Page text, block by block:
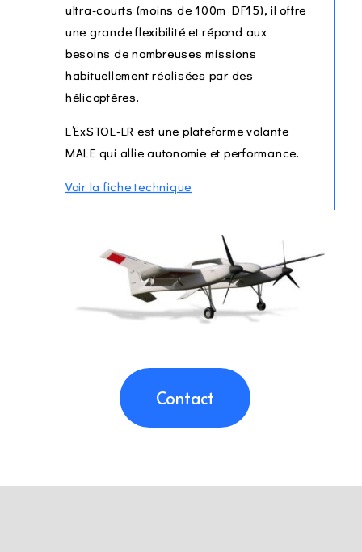
ultra-courts (moins de 100m DF15), il offre
une grande flexibilité et répond aux
besoins de nombreuses missions
habituellement réalisées par des
hélicoptères.
L’ExSTOL-LR est une plateforme volante
MALE qui allie autonomie et performance.
Voir la fiche technique
Contact